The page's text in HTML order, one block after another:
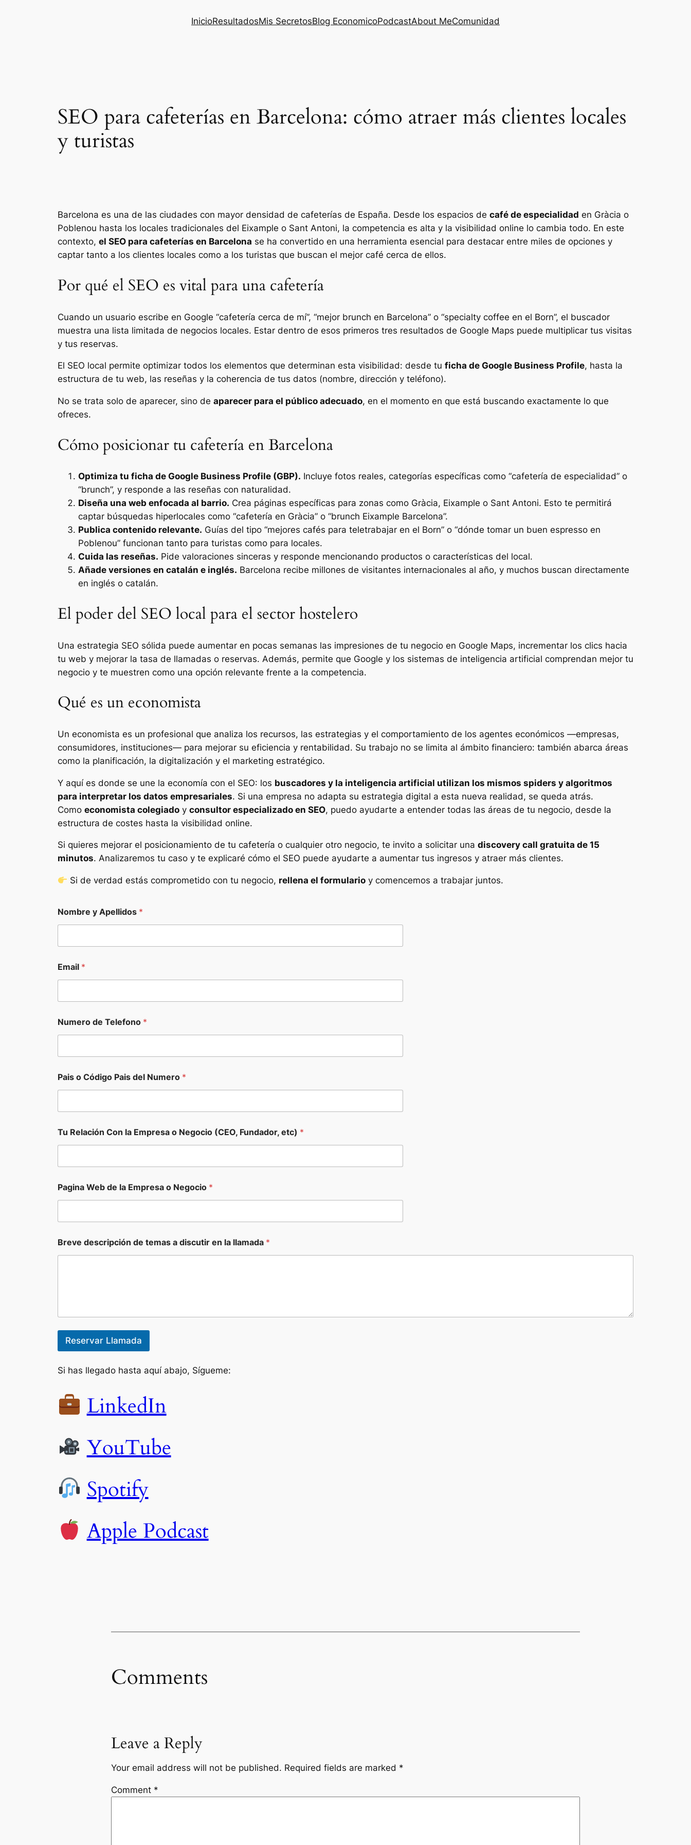
InicioResultadosMis SecretosBlog EconomicoPodcastAbout MeComunidad
SEO para cafeterías en Barcelona: cómo atraer más clientes locales
y turistas
Barcelona es una de las ciudades con mayor densidad de cafeterías de España. Desde los espacios de café de especialidad en Gràcia o
Poblenou hasta los locales tradicionales del Eixample o Sant Antoni, la competencia es alta y la visibilidad online lo cambia todo. En este
contexto, el SEO para cafeterías en Barcelona se ha convertido en una herramienta esencial para destacar entre miles de opciones y
captar tanto a los clientes locales como a los turistas que buscan el mejor café cerca de ellos.
Por qué el SEO es vital para una cafetería
Cuando un usuario escribe en Google “cafetería cerca de mí”, “mejor brunch en Barcelona” o “specialty coffee en el Born”, el buscador
muestra una lista limitada de negocios locales. Estar dentro de esos primeros tres resultados de Google Maps puede multiplicar tus visitas
y tus reservas.
El SEO local permite optimizar todos los elementos que determinan esta visibilidad: desde tu ficha de Google Business Profile, hasta la
estructura de tu web, las reseñas y la coherencia de tus datos (nombre, dirección y teléfono).
No se trata solo de aparecer, sino de aparecer para el público adecuado, en el momento en que está buscando exactamente lo que
ofreces.
Cómo posicionar tu cafetería en Barcelona
Optimiza tu ficha de Google Business Profile (GBP). Incluye fotos reales, categorías específicas como “cafetería de especialidad” o
“brunch”, y responde a las reseñas con naturalidad.
Diseña una web enfocada al barrio. Crea páginas específicas para zonas como Gràcia, Eixample o Sant Antoni. Esto te permitirá
captar búsquedas hiperlocales como “cafetería en Gràcia” o “brunch Eixample Barcelona”.
Publica contenido relevante. Guías del tipo “mejores cafés para teletrabajar en el Born” o “dónde tomar un buen espresso en
Poblenou” funcionan tanto para turistas como para locales.
Cuida las reseñas. Pide valoraciones sinceras y responde mencionando productos o características del local.
Añade versiones en catalán e inglés. Barcelona recibe millones de visitantes internacionales al año, y muchos buscan directamente
en inglés o catalán.
El poder del SEO local para el sector hostelero
Una estrategia SEO sólida puede aumentar en pocas semanas las impresiones de tu negocio en Google Maps, incrementar los clics hacia
tu web y mejorar la tasa de llamadas o reservas. Además, permite que Google y los sistemas de inteligencia artificial comprendan mejor tu
negocio y te muestren como una opción relevante frente a la competencia.
Qué es un economista
Un economista es un profesional que analiza los recursos, las estrategias y el comportamiento de los agentes económicos —empresas,
consumidores, instituciones— para mejorar su eficiencia y rentabilidad. Su trabajo no se limita al ámbito financiero: también abarca áreas
como la planificación, la digitalización y el marketing estratégico.
Y aquí es donde se une la economía con el SEO: los buscadores y la inteligencia artificial utilizan los mismos spiders y algoritmos
para interpretar los datos empresariales. Si una empresa no adapta su estrategia digital a esta nueva realidad, se queda atrás.
Como economista colegiado y consultor especializado en SEO, puedo ayudarte a entender todas las áreas de tu negocio, desde la
estructura de costes hasta la visibilidad online.
Si quieres mejorar el posicionamiento de tu cafetería o cualquier otro negocio, te invito a solicitar una discovery call gratuita de 15
minutos. Analizaremos tu caso y te explicaré cómo el SEO puede ayudarte a aumentar tus ingresos y atraer más clientes.
Si de verdad estás comprometido con tu negocio, rellena el formulario y comencemos a trabajar juntos.
Nombre y Apellidos *
Email *
Numero de Telefono *
Pais o Código Pais del Numero *
Tu Relación Con la Empresa o Negocio (CEO, Fundador, etc) *
Pagina Web de la Empresa o Negocio *
m
p
o
i
P
s
Breve descripción de temas a discutir en la llamada *
Reservar Llamada
Si has llegado hasta aquí abajo, Sígueme:
LinkedIn
YouTube
Spotify
Apple Podcast
Comments
Leave a Reply
Your email address will not be published. Required fields are marked *
Comment *